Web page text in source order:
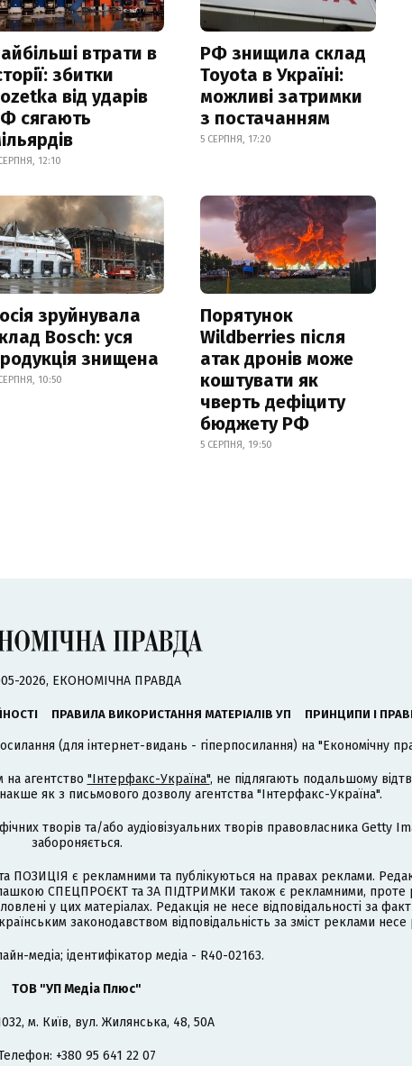
втрати в
збитки
від ударів
сягають
12:10
РФ знищила склад
Toyota в Україні:
можливі затримки
з постачанням
5 СЕРПНЯ, 17:20
зруйнувала
Bosch: уся
знищена
10:50
Порятунок
Wildberries після
атак дронів може
коштувати як
чверть дефіциту
бюджету РФ
5 СЕРПНЯ, 19:50
2026, ЕКОНОМІЧНА ПРАВДА
ПРАВИЛА ВИКОРИСТАННЯ МАТЕРІАЛІВ УП ПРИНЦИПИ І
(для інтернет-видань - гіперпосилання) на "Економічну
на агентство "Інтерфакс-Україна", не підлягають подальшому
як з письмового дозволу агентства "Інтерфакс-Україна".
творів та/або аудіовізуальних творів правовласника Getty
забороняється.
є рекламними та публікуються на правах реклами.
СПЕЦПРОЄКТ та ЗА ПІДТРИМКИ також є рекламними, проте
у цих матеріалах. Редакція не несе відповідальності за
законодавством відповідальність за зміст реклами
медіа; ідентифікатор медіа - R40-02163.
ТОВ "УП Медіа Плюс"
м. Київ, вул. Жилянська, 48, 50А
+380 95 641 22 07